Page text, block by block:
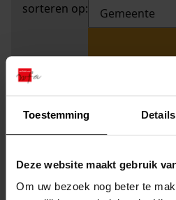
Toestemming Details
Deze website maakt gebruik
Om uw bezoek nog beter te
sorteren op: